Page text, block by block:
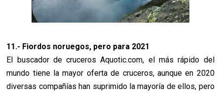
11.- Fiordos noruegos, pero para 2021
El buscador de cruceros Aquotic.com, el más rápido del
mundo tiene la mayor oferta de cruceros, aunque en 2020
diversas compañías han suprimido la mayoría de ellos, pero